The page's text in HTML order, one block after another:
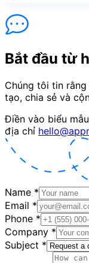
Bắt đầu từ
Chúng tôi tin
tạo, chia sẻ và
Điền vào biểu
địa chỉ
Name *
Email *
Phone *
Company *
Subject *